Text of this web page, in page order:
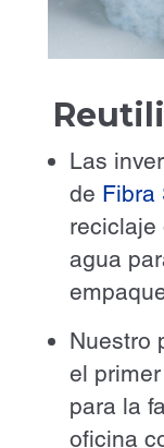
Las
de Fibra
reciclaje
agua
Nuestro
el
para la
oficina